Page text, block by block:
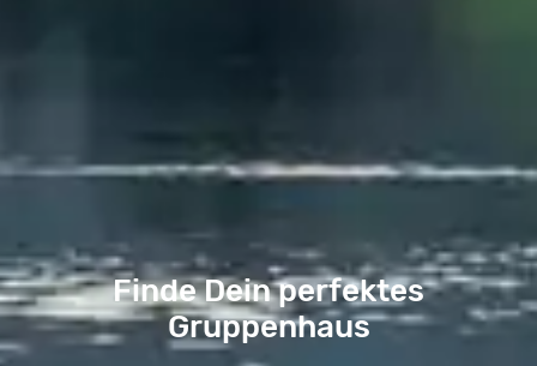
Finde Dein perfektes
Gruppenhaus